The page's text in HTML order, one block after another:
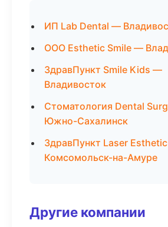
ИП Lab Dental —
ООО Esthetic Smile —
ЗдравПункт Smile Kids —
Владивосток
Стоматология Dental
Южно-Сахалинск
ЗдравПункт Laser
Комсомольск-на-Амуре
Другие компании